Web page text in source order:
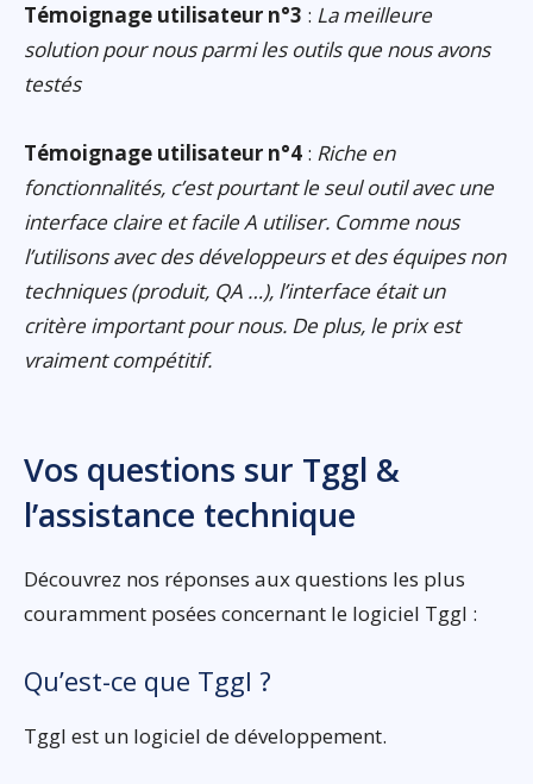
Témoignage utilisateur n°3 : La meilleure
solution pour nous parmi les outils que nous avons
testés
Témoignage utilisateur n°4 : Riche en
fonctionnalités, c’est pourtant le seul outil avec une
interface claire et facile A utiliser. Comme nous
l’utilisons avec des développeurs et des équipes non
techniques (produit, QA …), l’interface était un
critère important pour nous. De plus, le prix est
vraiment compétitif.
Vos questions sur Tggl &
l’assistance technique
Découvrez nos réponses aux questions les plus
couramment posées concernant le logiciel Tggl :
Qu’est-ce que Tggl ?
Tggl est un logiciel de développement.